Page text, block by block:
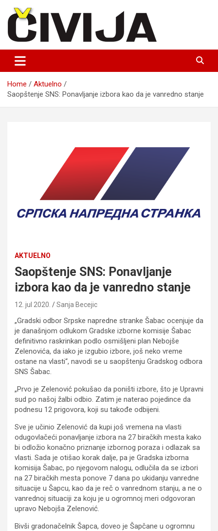
content
Čivija online
Home
Aktuelno
Saopštenje SNS: Ponavljanje izbora kao da je vanredno stanje
AKTUELNO
Saopštenje SNS: Ponavljanje
izbora kao da je vanredno stanje
12. jul 2020. Sanja Becejic
„Gradski odbor Srpske napredne stranke Šabac ocenjuje da
je današnjom odlukom Gradske izborne komisije Šabac
definitivno raskrinkan podlo osmišljeni plan Nebojše
Zelenovića, da iako je izgubio izbore, još neko vreme
ostane na vlasti“, navodi se u saopštenju Gradskog odbora
SNS Šabac.
„Prvo je Zelenović pokušao da poništi izbore, što je Upravni
sud po našoj žalbi odbio. Zatim je naterao pojedince da
podnesu 12 prigovora, koji su takođe odbijeni.
Sve je učinio Zelenović da kupi još vremena na vlasti
odugovlačeći ponavljanje izbora na 27 biračkih mesta kako
bi odložio konačno priznanje izbornog poraza i odlazak sa
vlasti. Sada je otišao korak dalje, pa je Gradska izborna
komisija Šabac, po njegovom nalogu, odlučila da se izbori
na 27 biračkih mesta ponove 7 dana po ukidanju vanredne
situacije u Šapcu, kao da je reč o vanrednom stanju, a ne o
vanrednoj situaciji za koju je u ogromnoj meri odgovoran
upravo Nebojša Zelenović.
Bivši gradonačelnik Šapca, doveo je Šapčane u ogromnu